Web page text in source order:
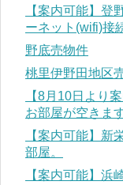
【案内可能】登
ーネット(wifi)接
野底売物件
桃里伊野田地区
【8月10日より
お部屋が空きま
【案内可能】新
部屋。
【案内可能】